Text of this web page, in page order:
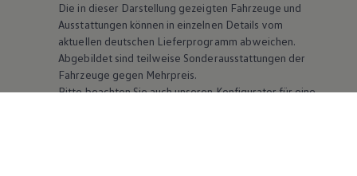
Die in dieser Darstellung gezeigten Fahrzeuge und
Ausstattungen können in einzelnen Details vom
aktuellen deutschen Lieferprogramm abweichen.
Abgebildet sind teilweise Sonderausstattungen der
Fahrzeuge gegen Mehrpreis.
Bitte beachten Sie auch unseren Konfigurator für eine